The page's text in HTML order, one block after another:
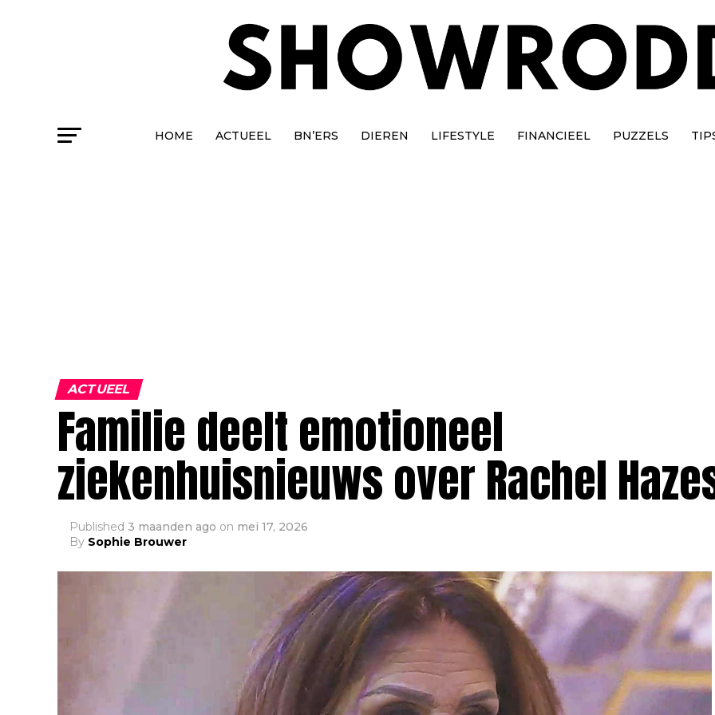
HOME ACTUEEL BN’ERS DIEREN LIFESTYLE FINANCIEEL PUZZELS
ACTUEEL
Familie deelt emotioneel
ziekenhuisnieuws over Rachel
Published 3 maanden ago on mei 17, 2026
By Sophie Brouwer